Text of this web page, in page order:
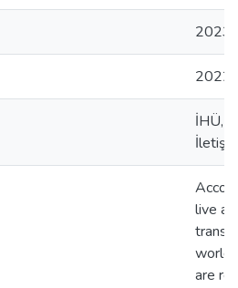
2022
İHÜ,
live
world
are